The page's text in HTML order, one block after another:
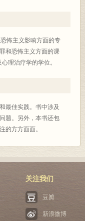
怖主义影响方面的专
和恐怖主义方面的课
理治疗学的学位。
最佳实践。书中涉及
题。另外，本书还包
的方方面面。
关注我们
豆瓣
新浪微博